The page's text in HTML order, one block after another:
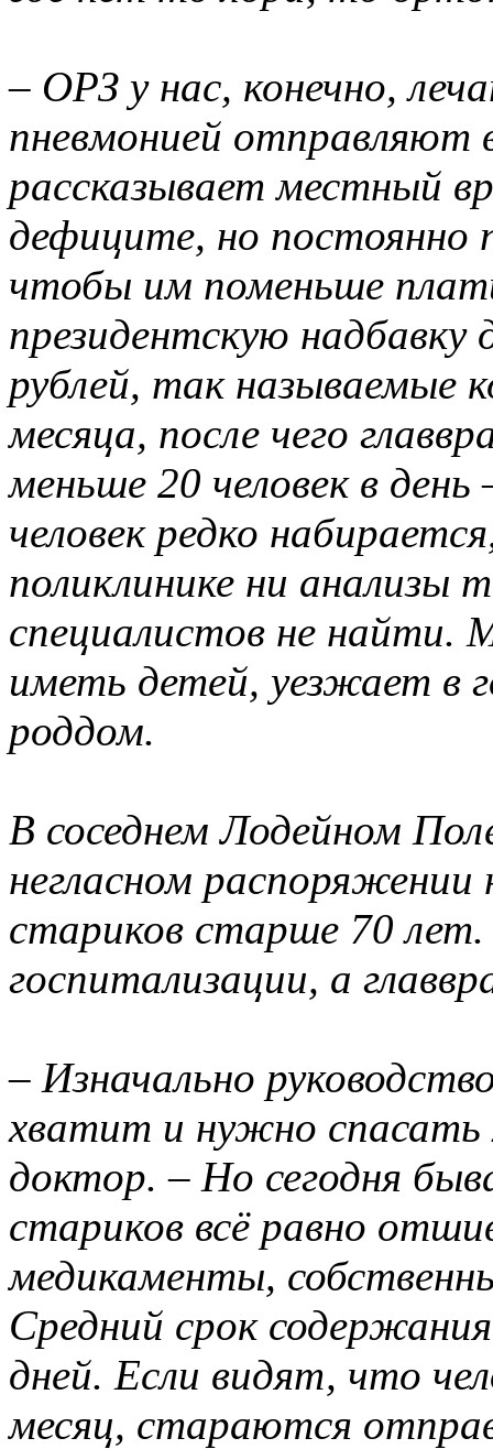
– ОРЗ у нас, конечно,
пневмонией отправляют
рассказывает местный
дефиците, но
чтобы им поменьше
президентскую
рублей, так называемые
месяца, после чего
меньше 20 человек в
человек редко
поликлинике ни анализы
специалистов не найти.
иметь детей, уезжает в
роддом.
В соседнем Лодейном
негласном
стариков старше 70
госпитализации, а
– Изначально
хватит и нужно
доктор. – Но сегодня
стариков всё равно
медикаменты,
Средний срок
дней. Если видят, что
месяц, стараются